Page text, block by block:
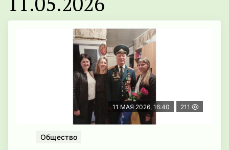
11 МАЯ 2026, 16:40 211
Общество